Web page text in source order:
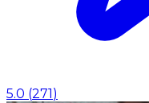
5.0 (271 )